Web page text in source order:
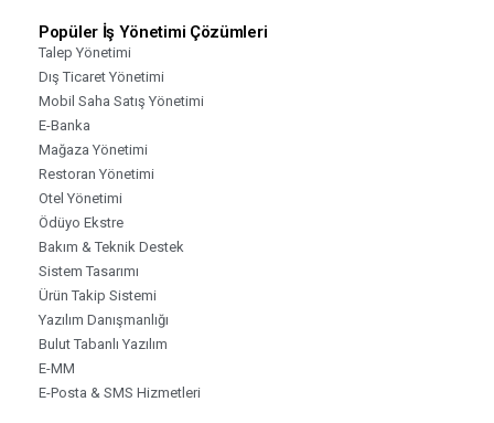
Popüler İş Yönetimi Çözümleri
Talep Yönetimi
Dış Ticaret Yönetimi
Mobil Saha Satış Yönetimi
E-Banka
Mağaza Yönetimi
Restoran Yönetimi
Otel Yönetimi
Ödüyo Ekstre
Bakım & Teknik Destek
Sistem Tasarımı
Ürün Takip Sistemi
Yazılım Danışmanlığı
Bulut Tabanlı Yazılım
E-MM
E-Posta & SMS Hizmetleri